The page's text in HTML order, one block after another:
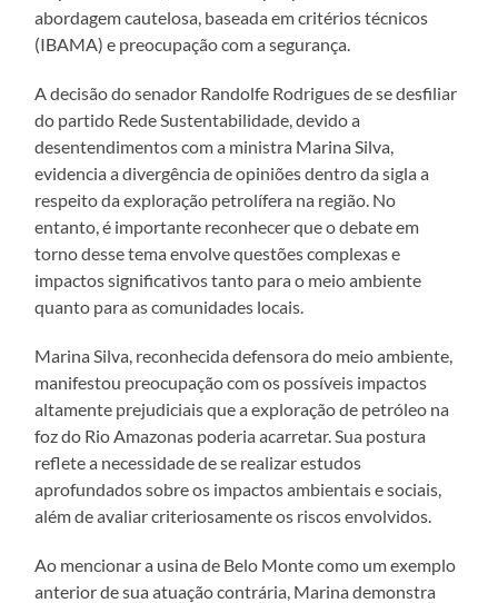
abordagem cautelosa, baseada em critérios técnicos
(IBAMA) e preocupação com a segurança.
A decisão do senador Randolfe Rodrigues de se desfiliar
do partido Rede Sustentabilidade, devido a
desentendimentos com a ministra Marina Silva,
evidencia a divergência de opiniões dentro da sigla a
respeito da exploração petrolífera na região. No
entanto, é importante reconhecer que o debate em
torno desse tema envolve questões complexas e
impactos significativos tanto para o meio ambiente
quanto para as comunidades locais.
Marina Silva, reconhecida defensora do meio ambiente,
manifestou preocupação com os possíveis impactos
altamente prejudiciais que a exploração de petróleo na
foz do Rio Amazonas poderia acarretar. Sua postura
reflete a necessidade de se realizar estudos
aprofundados sobre os impactos ambientais e sociais,
além de avaliar criteriosamente os riscos envolvidos.
Ao mencionar a usina de Belo Monte como um exemplo
anterior de sua atuação contrária, Marina demonstra